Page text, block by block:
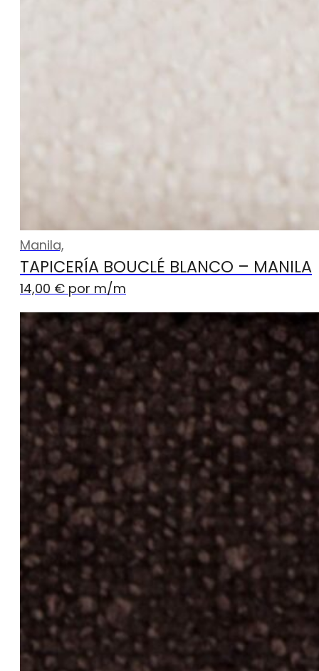
Manila,
TAPICERÍA BOUCLÉ BLANCO – MANILA
14,00 € por m/m